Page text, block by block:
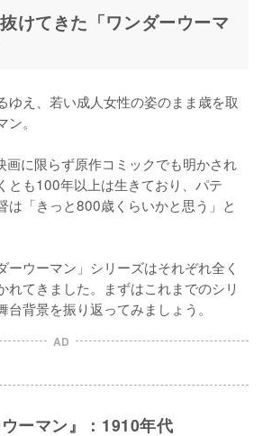
けてきた「ワンダーウーマ
ゆえ、若い成人女性の姿のまま歳を取
。
画に限らず原作コミックでも明かされ
とも100年以上は生きており、パテ
は「きっと800歳くらいかと思う」と
ーウーマン」シリーズはそれぞれ全く
れてきました。まずはこれまでのシリ
背景を振り返ってみましょう。
AD
ーマン』：1910年代